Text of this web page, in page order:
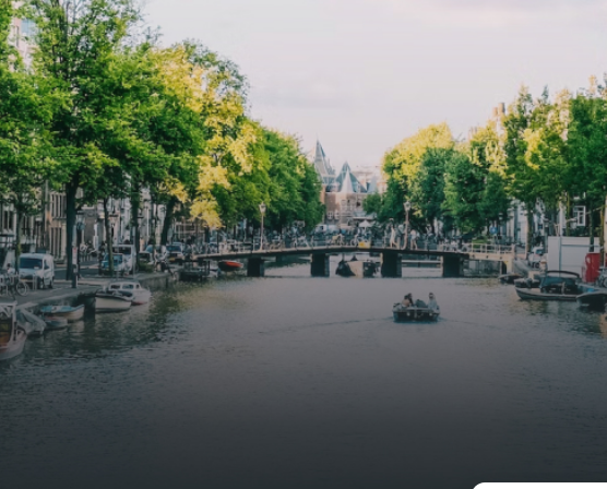
leefruimte. De lichte woonkamer
biedt genoeg ruimte voor een
gezellige zithoek én een stijlvolle
eethoek. De keuken is van alle
gemakken voorzien, perfect voor het
bereiden van heerlijke maaltijden.
Vanuit de woonkamer stap je zo het
balkon op, waar je kunt genieten
van een prachtig uitzicht en een
moment van rust. De woning
beschikt over twee comfortabele
slaapkamers van respectievelijk 12,1
m² en 8 m². Beide kamers bieden tal
van mogelijkheden, zoals een fijne
werkplek, een logeerkamer of een
storage and secure bicycle parking
with an elegant lobby with an
elevator and green communal
spaces.The building incorporates
solar panels to generate energy
supply. The windows have solar
control glazing, and the apartments
have climate control driven by a
thermal energy storage system.
Underfloor heating and cooling